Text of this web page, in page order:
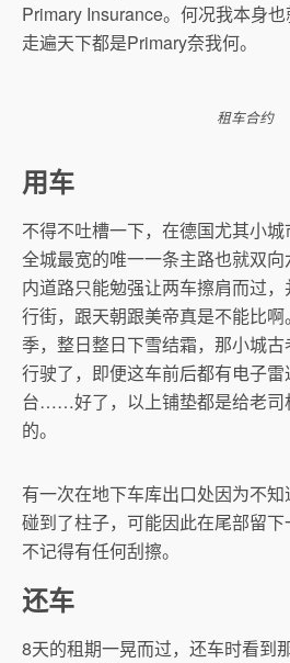
Primary Insurance。何况我本身也
走遍天下都是Primary奈我何。
租车合约
用车
不得不吐槽一下，在德国尤其小城
全城最宽的唯一一条主路也就双
内道路只能勉强让两车擦肩而过
行街，跟天朝跟美帝真是不能比
季，整日整日下雪结霜，那小城
行驶了，即便这车前后都有电子
台……好了，以上铺垫都是给老司
的。
有一次在地下车库出口处因为不
碰到了柱子，可能因此在尾部留
不记得有任何刮擦。
还车
8天的租期一晃而过，还车时看到